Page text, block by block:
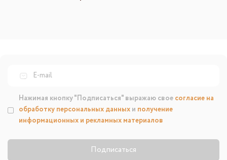
Подписаться
Нажимая кнопку "Подписаться" выражаю свое согласие на
обработку персональных данных и получение
информационных и рекламных материалов